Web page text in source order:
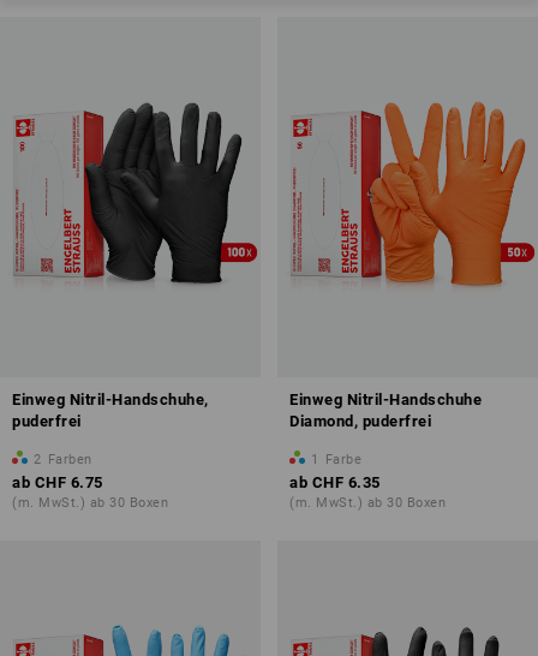
Einweg Nitril-Handschuhe,
puderfrei
2 Farben
ab CHF 6.75
(m. MwSt.) ab 30 Boxen
Einweg Nitril-Handschuhe
Diamond, puderfrei
1 Farbe
ab CHF 6.35
(m. MwSt.) ab 30 Boxen